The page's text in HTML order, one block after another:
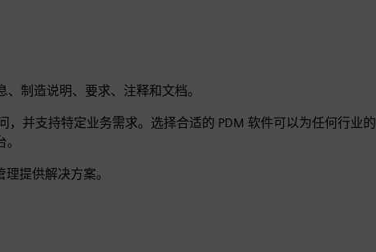
制造说明、要求、注释和文档。
并支持特定业务需求。选择合适的 PDM 软件可以为任何行业的
提供解决方案。